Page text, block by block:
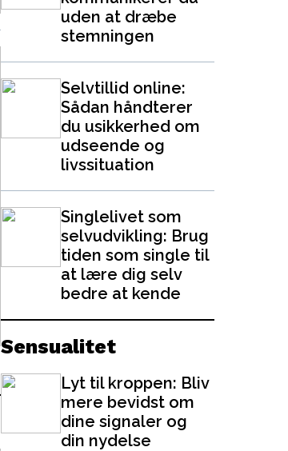
uden at dræbe
stemningen
Selvtillid online:
Sådan håndterer
du usikkerhed om
udseende og
livssituation
Singlelivet som
selvudvikling: Brug
tiden som single til
at lære dig selv
bedre at kende
Sensualitet
Lyt til kroppen: Bliv
mere bevidst om
dine signaler og
din nydelse